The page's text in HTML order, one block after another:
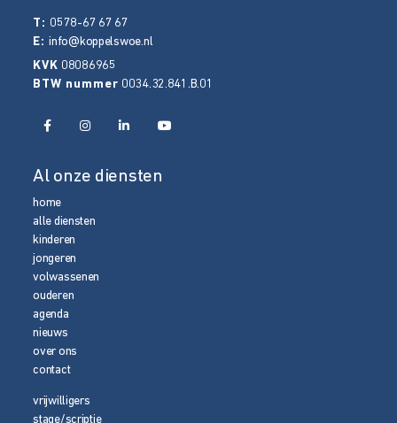
T: 0578-67 67 67
E:info@koppelswoe.nl
KVK 08086965
BTW nummer 0034.32.841.B.01
Al onze diensten
home
alle diensten
kinderen
jongeren
volwassenen
ouderen
agenda
nieuws
over ons
contact
vrijwilligers
stage/scriptie